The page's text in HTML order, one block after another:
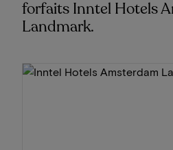
forfaits Inntel Hotels
Landmark.